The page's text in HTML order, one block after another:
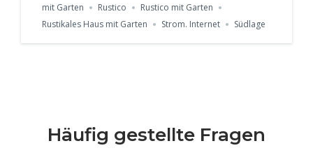
mit Garten
Rustico
Rustico mit Garten
Rustikales Haus mit Garten
Strom. Internet Südlage
Häufig gestellte Fragen